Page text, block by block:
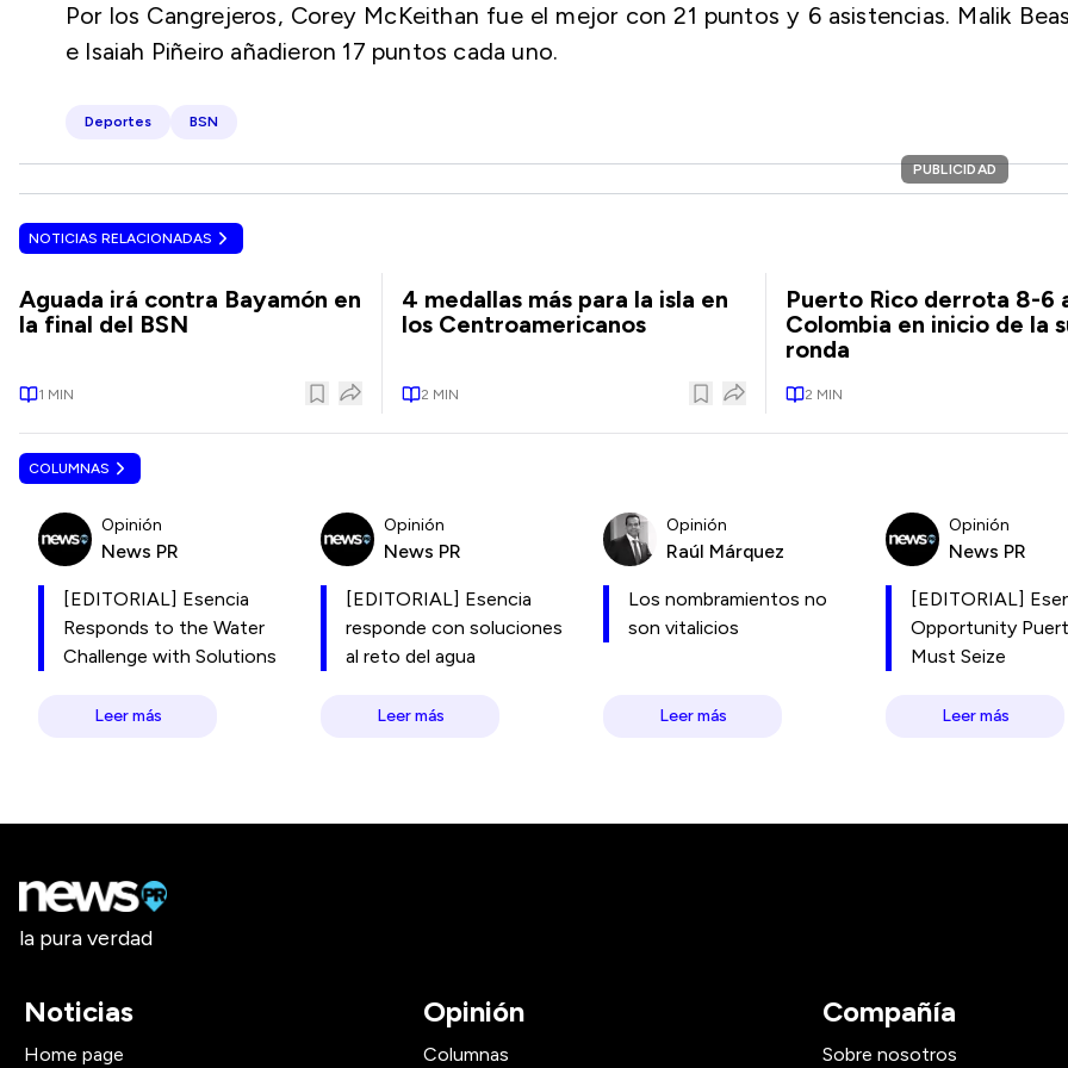
Por los Cangrejeros, Corey McKeithan fue el mejor con 21 puntos y 6 asistencias. Malik
e Isaiah Piñeiro añadieron 17 puntos cada uno.
Deportes BSN
PUBLICIDAD
NOTICIAS RELACIONADAS
Aguada irá contra Bayamón en
la final del BSN
1 MIN
4 medallas más para la isla en
los Centroamericanos
2 MIN
Puerto Rico derrota 8-6
Colombia en inicio de la
ronda
2 MIN
COLUMNAS
Opinión
News PR
[EDITORIAL] Esencia
Responds to the Water
Challenge with Solutions
Leer más
Opinión
News PR
[EDITORIAL] Esencia
responde con soluciones
al reto del agua
Leer más
Opinión
Raúl Márquez
Los nombramientos no
son vitalicios
Leer más
Opinión
News PR
[EDITORIAL]
Opportunity
Must Seize
Leer más
la pura verdad
Noticias
Home page
Opinión
Columnas
Compañía
Sobre nosotros